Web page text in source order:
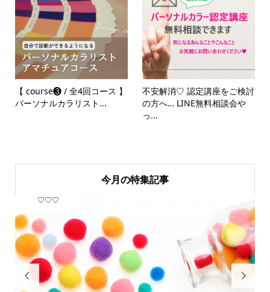
【 course❸ / 全4回コース 】
パーソナルカラリスト...
不安解消♡ 認定講座をご検討
の方へ… LINE無料相談会や
っ...
今月の特集記事

♡♡♡
